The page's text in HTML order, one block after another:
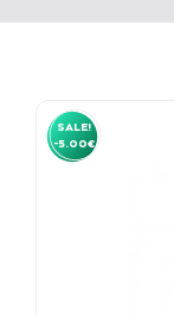
SALE!
-5.00€